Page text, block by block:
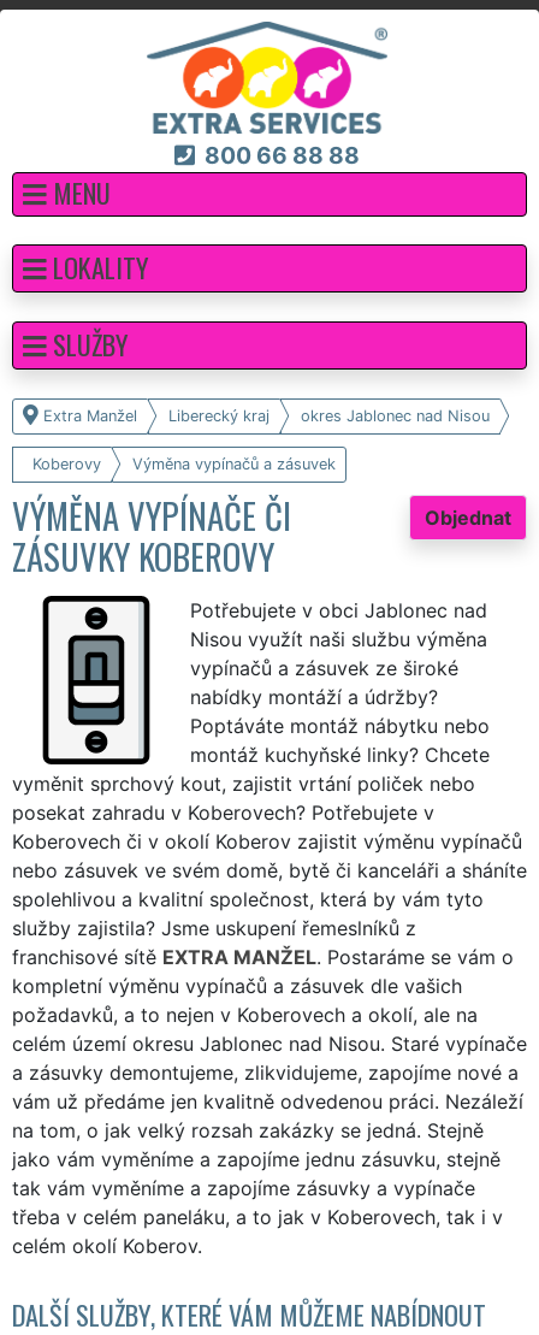
800 66 88 88
MENU
Extra Manžel Liberecký kraj okres Jablonec nad Nisou
Koberovy Výměna vypínačů a zásuvek
Objednat
VÝMĚNA VYPÍNAČE ČI
ZÁSUVKY KOBEROVY
Potřebujete v obci Jablonec nad
Nisou využít naši službu výměna
vypínačů a zásuvek ze široké
nabídky montáží a údržby?
Poptáváte montáž nábytku nebo
montáž kuchyňské linky? Chcete
vyměnit sprchový kout, zajistit vrtání poliček nebo
posekat zahradu v Koberovech? Potřebujete v
Koberovech či v okolí Koberov zajistit výměnu vypínačů
nebo zásuvek ve svém domě, bytě či kanceláři a sháníte
spolehlivou a kvalitní společnost, která by vám tyto
služby zajistila? Jsme uskupení řemeslníků z
franchisové sítě EXTRA MANŽEL. Postaráme se vám o
kompletní výměnu vypínačů a zásuvek dle vašich
požadavků, a to nejen v Koberovech a okolí, ale na
celém území okresu Jablonec nad Nisou. Staré vypínače
a zásuvky demontujeme, zlikvidujeme, zapojíme nové a
vám už předáme jen kvalitně odvedenou práci. Nezáleží
na tom, o jak velký rozsah zakázky se jedná. Stejně
jako vám vyměníme a zapojíme jednu zásuvku, stejně
tak vám vyměníme a zapojíme zásuvky a vypínače
třeba v celém paneláku, a to jak v Koberovech, tak i v
celém okolí Koberov.
DALŠÍ SLUŽBY, KTERÉ VÁM MŮŽEME NABÍDNOUT
LOKALITY
SLUŽBY